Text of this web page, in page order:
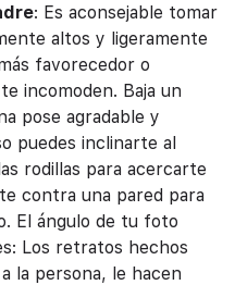
: Es aconsejable tomar
altos y ligeramente
favorecedor o
incomoden. Baja un
pose agradable y
puedes inclinarte al
rodillas para acercarte
contra una pared para
El ángulo de tu foto
Los retratos hechos
la persona, le hacen